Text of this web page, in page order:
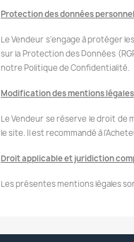
Protection des données
Le Vendeur s'engage à protéger
sur la Protection des Données
notre Politique de Confidentialité.
Modification des mentions légales
Le Vendeur se réserve le droit
le site. Il est recommandé à
Droit applicable et juridiction
Les présentes mentions légales